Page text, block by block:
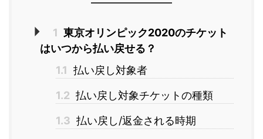
1 東京オリンピック2020のチケット
はいつから払い戻せる？
1.1 払い戻し対象者
1.2 払い戻し対象チケットの種類
1.3 払い戻し/返金される時期